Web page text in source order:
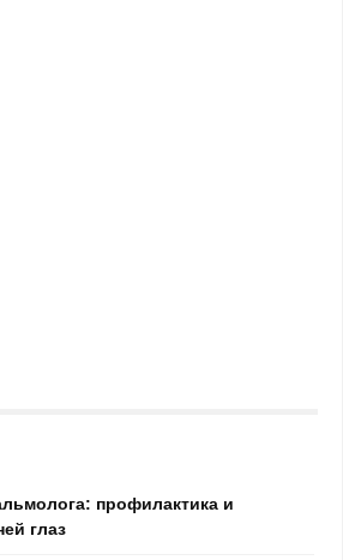
профилактика и
глаз